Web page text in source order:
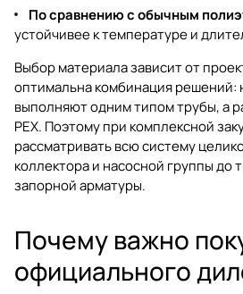
По сравнению с обычным
устойчивее к температуре и
Выбор материала зависит от
оптимальна комбинация решений:
выполняют одним типом трубы, а
PEX. Поэтому при комплексной
рассматривать всю систему
коллектора и насосной группы до
запорной арматуры.
Почему важно
официального